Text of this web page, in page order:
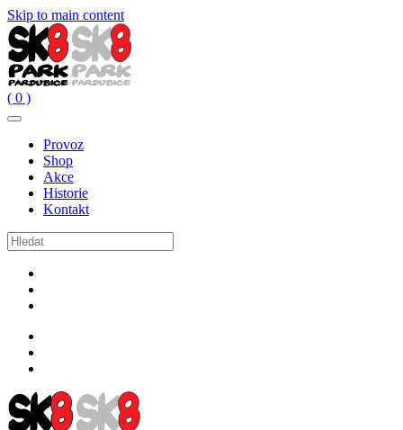
Skip to main content
( 0 )
Provoz
Shop
Akce
Historie
Kontakt